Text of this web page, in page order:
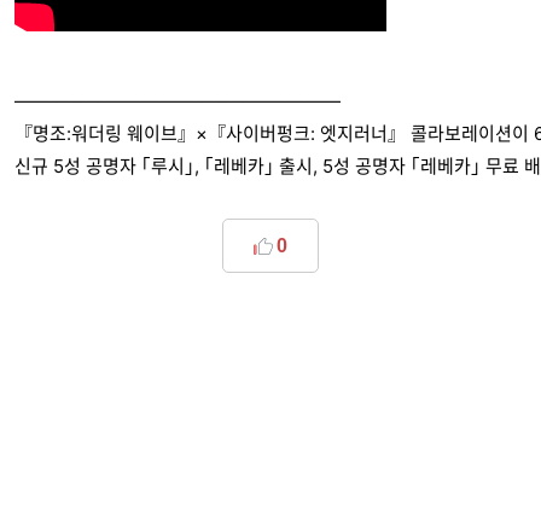
——————————————————
『명조:워더링 웨이브』×『사이버펑크: 엣지러너』 콜라보레이션
신규 5성 공명자 ｢루시｣, ｢레베카｣ 출시, 5성 공명자 ｢레베카｣ 무료
0